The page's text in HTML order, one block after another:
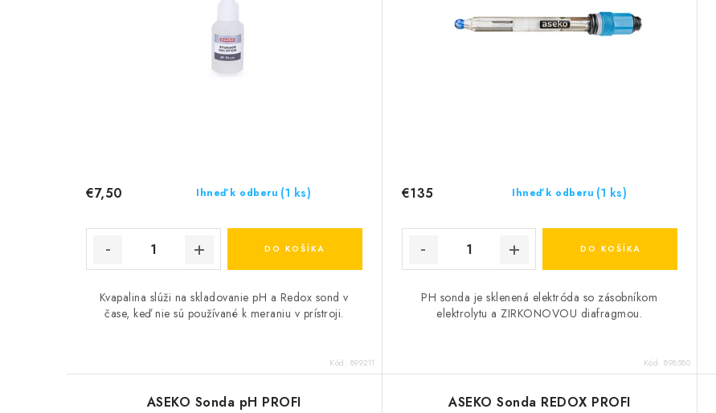
Ihneď k odberu (1 ks)
€7,50
DO KOŠÍKA
Kvapalina slúži na skladovanie pH a Redox sond v
čase, keď nie sú používané k meraniu v prístroji.
Kód: 899211
Ihneď k odberu (1 ks)
€135
DO KOŠÍKA
PH sonda je sklenená elektróda so zásobníkom
elektrolytu a ZIRKONOVOU diafragmou.
Kód:898580
ASEKO Sonda pH PROFI ASEKO Sonda REDOX PROFI